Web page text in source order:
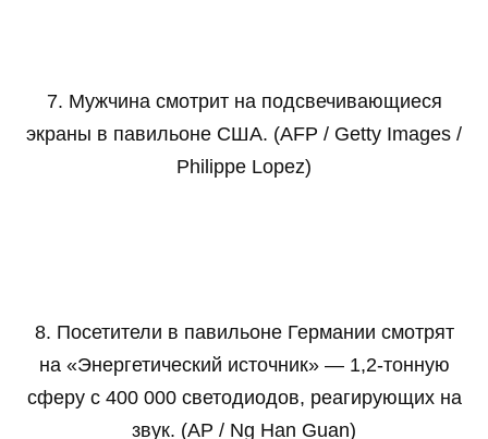
7. Мужчина смотрит на подсвечивающиеся
экраны в павильоне США. (AFP / Getty Images /
Philippe Lopez)
8. Посетители в павильоне Германии смотрят
на «Энергетический источник» — 1,2-тонную
сферу с 400 000 светодиодов, реагирующих на
звук. (AP / Ng Han Guan)